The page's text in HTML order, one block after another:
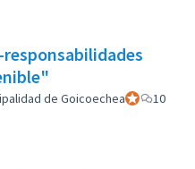
de GoicoecheaParticipant
10